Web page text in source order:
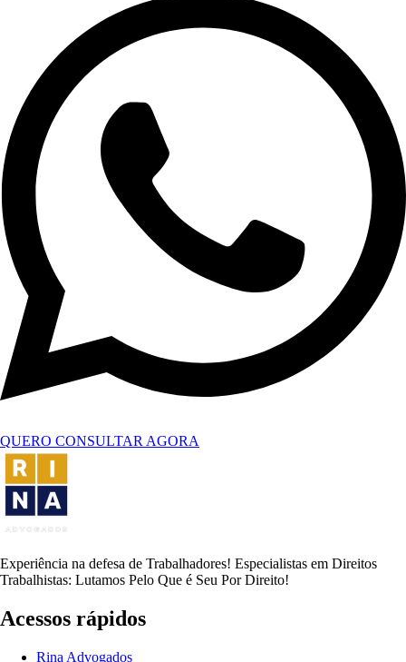
QUERO CONSULTAR AGORA
Experiência na defesa de Trabalhadores! Especialistas em Direitos
Trabalhistas: Lutamos Pelo Que é Seu Por Direito!
Acessos rápidos
Rina Advogados